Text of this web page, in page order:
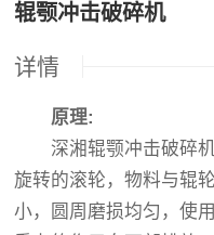
辊颚冲击破碎机
详情
原理:
深湘辊颚冲击破碎
旋转的滚轮，物料与辊
小，圆周磨损均匀，使